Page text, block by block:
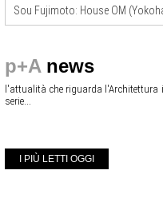
Sou Fujimoto: House OM
p+A news
l'attualità che riguarda l'Architettura
serie...
I PIÙ LETTI OGGI